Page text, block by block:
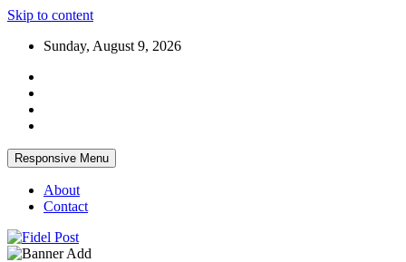
Skip to content
Sunday, August 9, 2026
Responsive Menu
About
Contact